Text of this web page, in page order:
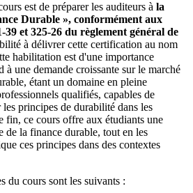
est de préparer les auditeurs à la
Durable », conformément aux
39 et 325-26 du règlement général de
à délivrer cette certification au nom
habilitation est d'une importance
à une demande croissante sur le marché
étant un domaine en pleine
qualifiés, capables de
principes de durabilité dans les
fin, ce cours offre aux étudiants une
de la finance durable, tout en les
ces principes dans des contextes
du cours sont les suivants :